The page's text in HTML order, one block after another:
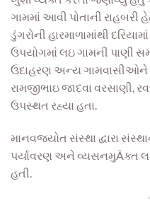
ગામમાં આવી પોતાની
ડુંગરોની હારમાળામાંથી
ઉપયોગમાં લઇ ગામની પાણી
ઉદાહરણ અન્ય ગામવાસીઓને
રામજીભાઇ જાદવા વરસાણી,
ઉપસ્થત રહ્યા હતા.
માનવજ્યોત સંસ્થા દ્વારા
પર્યાવરણ અને વ્યસનમુÂક્ત
હતી.